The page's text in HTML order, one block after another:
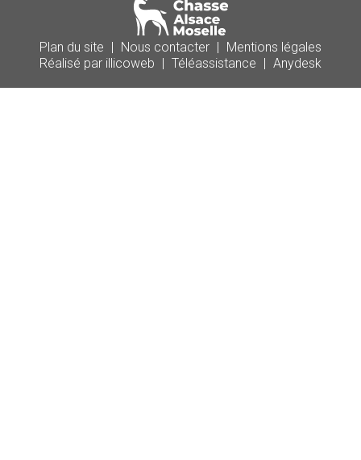
Plan du site | Nous contacter | Mentions légales
Réalisé par illicoweb | Téléassistance | Anydesk